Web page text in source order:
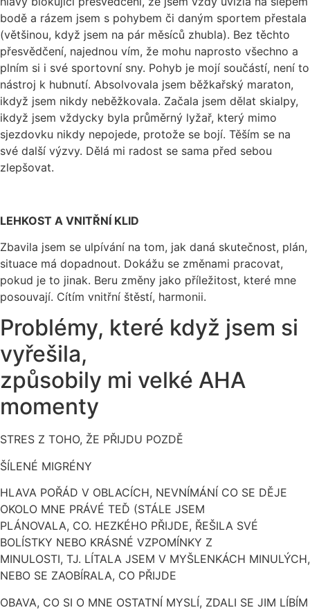
bodě a rázem jsem s pohybem či daným sportem přestala
(většinou, když jsem na pár měsíců zhubla). Bez těchto
přesvědčení, najednou vím, že mohu naprosto všechno a
plním si i své sportovní sny. Pohyb je mojí součástí, není to
nástroj k hubnutí. Absolvovala jsem běžkařský maraton,
ikdyž jsem nikdy neběžkovala. Začala jsem dělat skialpy,
ikdyž jsem vždycky byla průměrný lyžař, který mimo
sjezdovku nikdy nepojede, protože se bojí. Těším se na
své další výzvy. Dělá mi radost se sama před sebou
zlepšovat.
LEHKOST A VNITŘNÍ KLID
Zbavila jsem se ulpívání na tom, jak daná skutečnost, plán,
situace má dopadnout. Dokážu se změnami pracovat,
pokud je to jinak. Beru změny jako příležitost, které mne
posouvají. Cítím vnitřní štěstí, harmonii.
Problémy, které když jsem si
vyřešila,
způsobily mi velké AHA
momenty
STRES Z TOHO, ŽE PŘIJDU POZDĚ
ŠÍLENÉ MIGRÉNY
HLAVA POŘÁD V OBLACÍCH, NEVNÍMÁNÍ CO SE DĚJE
OKOLO MNE PRÁVÉ TEĎ (STÁLE JSEM
PLÁNOVALA, CO. HEZKÉHO PŘIJDE, ŘEŠILA SVÉ
BOLÍSTKY NEBO KRÁSNÉ VZPOMÍNKY Z
MINULOSTI, TJ. LÍTALA JSEM V MYŠLENKÁCH MINULÝCH,
NEBO SE ZAOBÍRALA, CO PŘIJDE
OBAVA, CO SI O MNE OSTATNÍ MYSLÍ, ZDALI SE JIM LÍBÍM